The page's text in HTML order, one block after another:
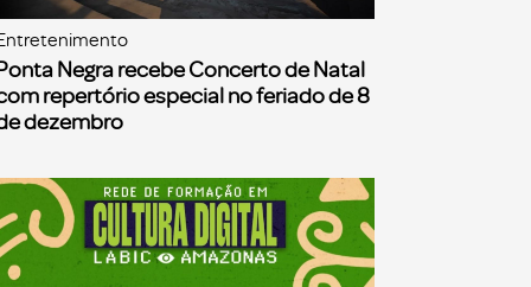
Negra recebe Concerto de Natal
repertório especial no feriado de 8
dezembro